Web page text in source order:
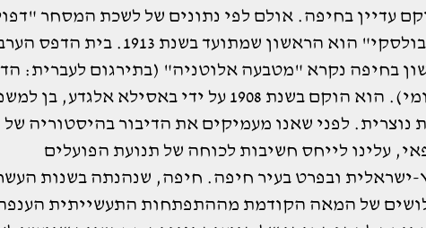
עדיין בחיפה. אולם לפי נתונים של לשכת המסחר
סוכובולסקי" הוא הראשון שמתועד בשנת 1913. בית הדפס
בחיפה נקרא "מטבעה אלוטניה" (בתירגום לעברית:
הלאומי). הוא הוקם בשנת 1908 על ידי באסילא אלגדע, בן
נוצרית. לפני שאנו מעמיקים את הדיבור בהיסטוריה
עלינו לייחס חשיבות לכוחה של תנועת הפועלים
ישראלית ובפרט בעיר חיפה. חיפה, שנהנתה בשנות
של המאה הקודמת מההתפתחות התעשייתית